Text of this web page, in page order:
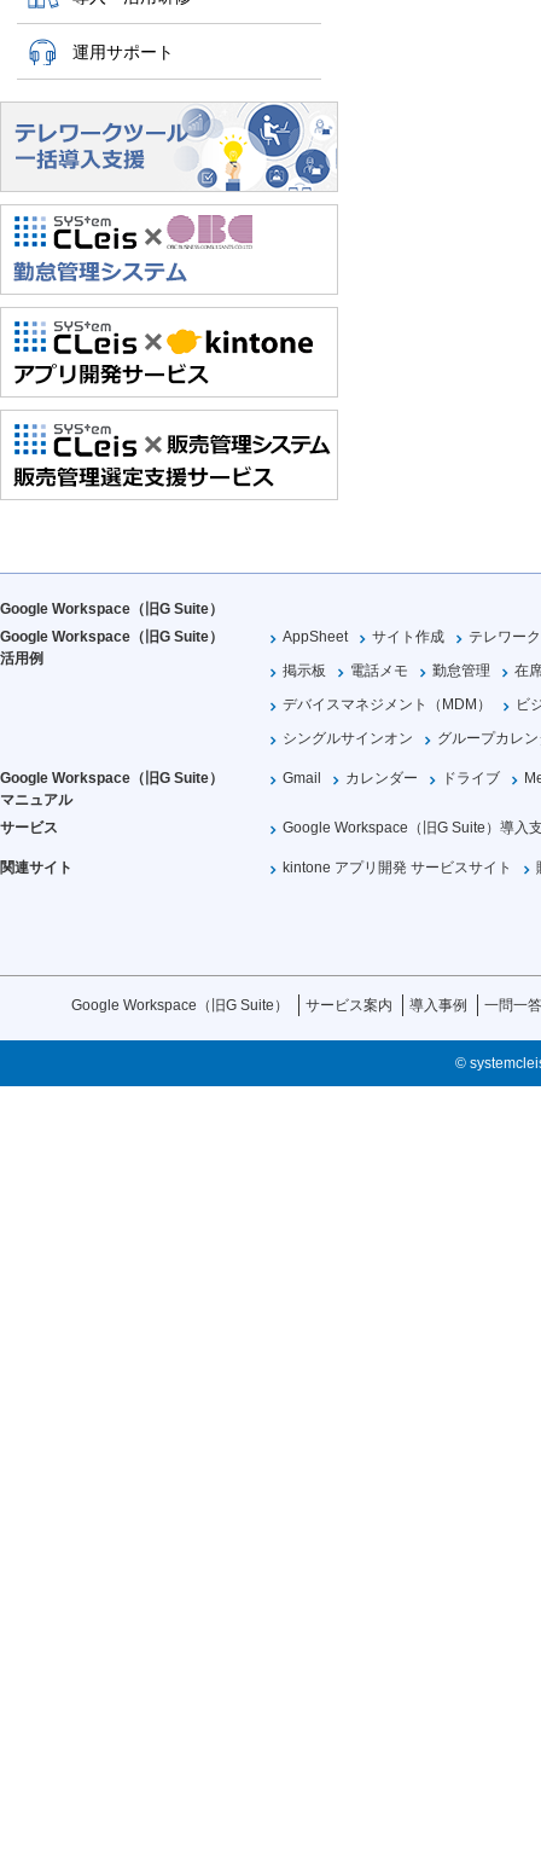
運用サポート
Google Workspace（旧G Suite）
Google Workspace（旧G Suite）
活用例
AppSheet サイト作成
テレワーク
掲示板
電話メモ 勤怠管理
在
デバイスマネジメント（MDM）
ビ
シングルサインオン
グループカレ
Google Workspace（旧G Suite）
マニュアル
Gmail カレンダー ドライブ
サービス Google Workspace（旧G Suite）導入
関連サイト kintone アプリ開発 サービスサイト
Google Workspace（旧G Suite） サービス案内 導入事例 一問一答
©